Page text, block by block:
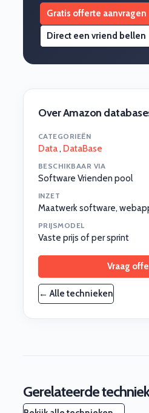
Gratis offerte aanvragen
Direct een vriend bellen
Over Amazon
CATEGORIEËN
Data, DataBase
BESCHIKBAAR VIA
Software Vrienden pool
INZET
Maatwerk software,
PRIJSMODEL
Vaste prijs of per sprint
Vraag
← Alle technieken
Gerelateerde